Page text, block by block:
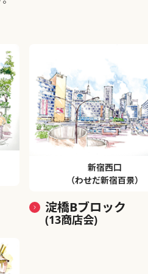
新宿西口
（わせだ新宿百景）
淀橋Bブロック
(13商店会)